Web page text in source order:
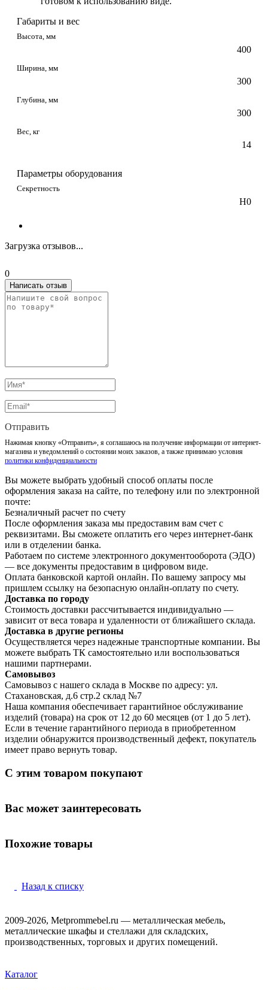
Габариты и вес
Высота, мм
400
Ширина, мм
300
Глубина, мм
300
Вес, кг
14
Параметры оборудования
Секретность
Н0
Загрузка отзывов...
0
Написать отзыв
Отправить
Нажимая кнопку «Отправить», я соглашаюсь на получение информации от интернет-
магазина и уведомлений о состоянии моих заказов, а также принимаю условия
политики конфиденциальности
Вы можете выбрать удобный способ оплаты после
оформления заказа на сайте, по телефону или по электронной
почте:
Безналичный расчет по счету
После оформления заказа мы предоставим вам счет с
реквизитами. Вы сможете оплатить его через интернет-банк
или в отделении банка.
Работаем по системе электронного документооборота (ЭДО)
— все документы предоставим в цифровом виде.
Оплата банковской картой онлайн. По вашему запросу мы
пришлем ссылку на безопасную онлайн-оплату по счету.
Доставка по городу
Стоимость доставки рассчитывается индивидуально —
зависит от веса товара и удаленности от ближайшего склада.
Доставка в другие регионы
Осуществляется через надежные транспортные компании. Вы
можете выбрать ТК самостоятельно или воспользоваться
нашими партнерами.
Самовывоз
Самовывоз с нашего склада в Москве по адресу: ул.
Стахановская, д.6 стр.2 склад №7
Наша компания обеспечивает гарантийное обслуживание
изделий (товара) на срок от 12 до 60 месяцев (от 1 до 5 лет).
Если в течение гарантийного периода в приобретенном
изделии обнаружится производственный дефект, покупатель
имеет право вернуть товар.
С этим товаром покупают
Вас может заинтересовать
Похожие товары
Назад к списку
2009-2026, Metprommebel.ru — металлическая мебель,
металлические шкафы и стеллажи для складских,
производственных, торговых и других помещений.
Каталог